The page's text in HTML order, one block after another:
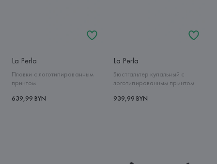
La Perla
Плавки с логотипированным
принтом
639,99 BYN
La Perla
Бюстгальтер купальный с
логотипированным принтом
939,99 BYN